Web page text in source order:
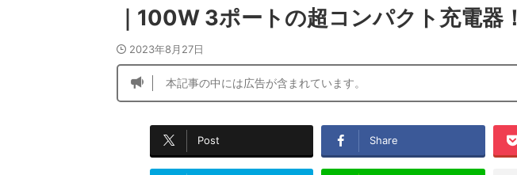
｜100W 3ポートの超コンパクト充電器！
2023年8月27日
本記事の中には広告が含まれています。
Post Share